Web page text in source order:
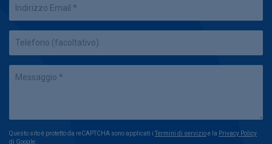
Questo sito è protetto da reCAPTCHA sono applicati i Termini di servizioe la Privacy Policy
di Google.